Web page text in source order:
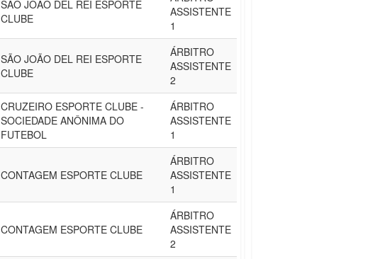
SÃO JOÃO DEL REI ESPORTE
CLUBE
ASSISTENTE
1
SÃO JOÃO DEL REI ESPORTE
CLUBE
ÁRBITRO
ASSISTENTE
2
CRUZEIRO ESPORTE CLUBE -
SOCIEDADE ANÔNIMA DO
FUTEBOL
ÁRBITRO
ASSISTENTE
1
CONTAGEM ESPORTE CLUBE
ÁRBITRO
ASSISTENTE
1
CONTAGEM ESPORTE CLUBE
ÁRBITRO
ASSISTENTE
2